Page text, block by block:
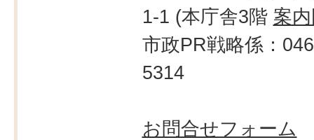
1-1 (本庁舎3階 案
市政PR戦略係：
5314
お問合せフォーム